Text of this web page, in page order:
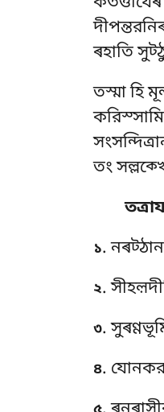
ৰহাতি
তস্মা হি
তং
১.
২.
৩.
৪.